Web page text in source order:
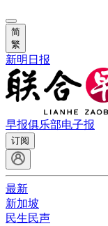
简
繁
新明日报
早报俱乐部电子报
订阅
最新
新加坡
民生民声